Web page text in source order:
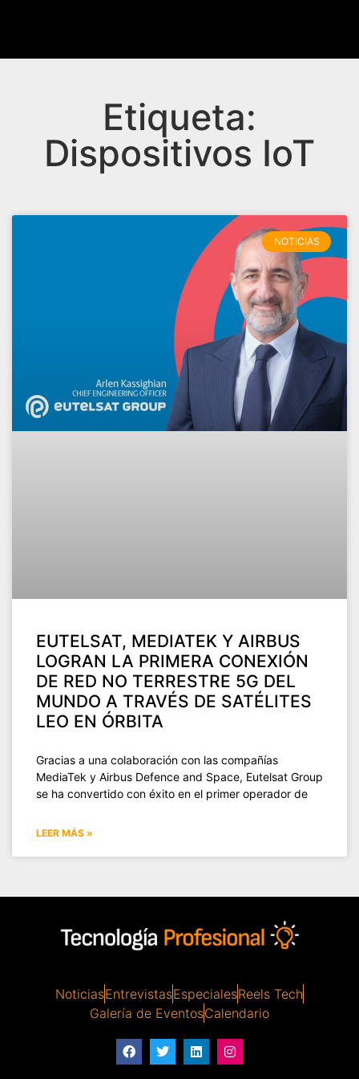
Etiqueta:
Dispositivos IoT
NOTICIAS
EUTELSAT, MEDIATEK Y AIRBUS
LOGRAN LA PRIMERA CONEXIÓN
DE RED NO TERRESTRE 5G DEL
MUNDO A TRAVÉS DE SATÉLITES
LEO EN ÓRBITA
Gracias a una colaboración con las compañías
MediaTek y Airbus Defence and Space, Eutelsat Group
se ha convertido con éxito en el primer operador de
LEER MÁS »
NoticiasEntrevistasEspecialesReels Tech
Galería de EventosCalendario